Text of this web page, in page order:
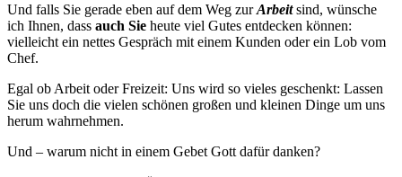
Und falls Sie gerade eben auf dem Weg zurArbeitsind, wünsche
ich Ihnen, dass auch Sie heute viel Gutes entdecken können:
vielleicht ein nettes Gespräch mit einem Kunden oder ein Lob vom
Chef.
Egal ob Arbeit oder Freizeit: Uns wird so vieles geschenkt: Lassen
Sie uns doch die vielen schönen großen und kleinen Dinge um uns
herum wahrnehmen.
Und – warum nicht in einem Gebet Gott dafür danken?